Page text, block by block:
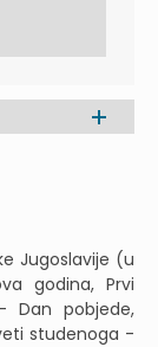
Jugoslavije (u
godina, Prvi
Dan pobjede,
studenoga -